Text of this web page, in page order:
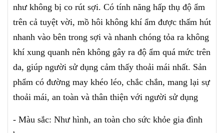
như không bị co rút sợi. Có tính năng hấp thụ độ ẩm
trên cả tuyệt vời, mồ hôi không khí ẩm được thấm hút
nhanh vào bên trong sợi và nhanh chóng tỏa ra không
khí xung quanh nên không gây ra độ ẩm quá mức trên
da, giúp người sử dụng cảm thấy thoải mái nhất. Sản
phẩm có đường may khéo léo, chắc chắn, mang lại sự
thoải mái, an toàn và thân thiện với người sử dụng
- Màu sắc: Như hình, an toàn cho sức khỏe gia đình